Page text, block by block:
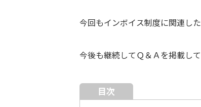
今回もインボイス制度に関連し
今後も継続してＱ＆Ａを掲載し
目次